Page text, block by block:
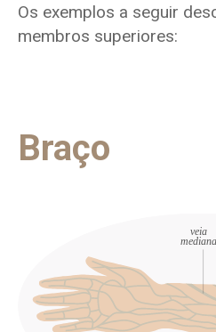
Os exemplos a seguir
membros superiores:
Braço